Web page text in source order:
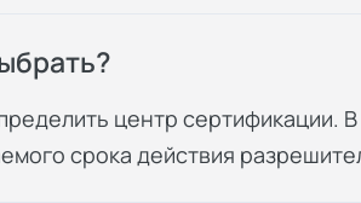
центр сертификации.
срока действия